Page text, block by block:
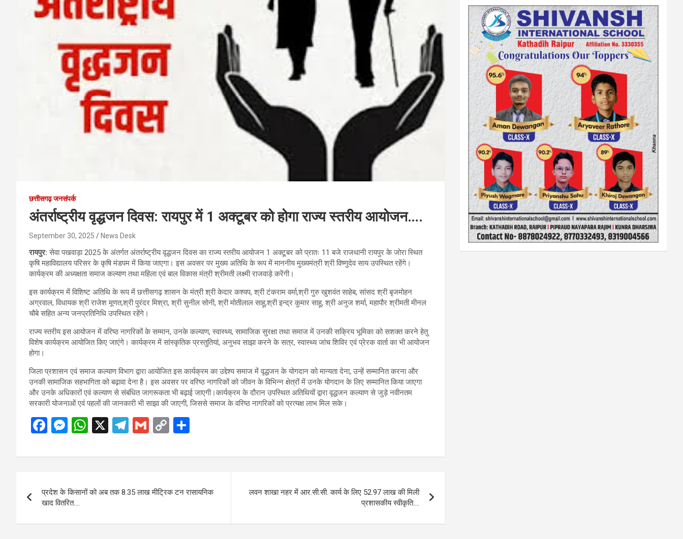
छत्तीसगढ़ जनसंपर्क
अंतर्राष्ट्रीय वृद्धजन दिवस: रायपुर में 1 अक्टूबर को होगा राज्य स्तरीय आयोजन….
September 30, 2025 News Desk
रायपुर:सेवा पखवाड़ा 2025 के अंतर्गत अंतर्राष्ट्रीय वृद्धजन दिवस का राज्य स्तरीय आयोजन 1 अक्टूबर को प्रातः 11 बजे राजधानी रायपुर के जोरा स्थित
कृषि महाविद्यालय परिसर के कृषि मंडपम में किया जाएगा। इस अवसर पर मुख्य अतिथि के रूप में माननीय मुख्यमंत्री श्री विष्णुदेव साय उपस्थित रहेंगे।
कार्यक्रम की अध्यक्षता समाज कल्याण तथा महिला एवं बाल विकास मंत्री श्रीमती लक्ष्मी राजवाड़े करेंगी।
इस कार्यक्रम में विशिष्ट अतिथि के रूप में छत्तीसगढ़ शासन के मंत्री श्री केदार कश्यप, श्री टंकराम वर्मा,श्री गुरु खुशवंत साहेब, सांसद श्री बृजमोहन
अग्रवाल, विधायक श्री राजेश मूणत,श्री पुरंदर मिश्रा, श्री सुनील सोनी, श्री मोतीलाल साहू,श्री इन्द्र कुमार साहू, श्री अनुज शर्मा, महापौर श्रीमती मीनल
चौबे सहित अन्य जनप्रतिनिधि उपस्थित रहेंगे।
राज्य स्तरीय इस आयोजन में वरिष्ठ नागरिकों के सम्मान, उनके कल्याण, स्वास्थ्य, सामाजिक सुरक्षा तथा समाज में उनकी सक्रिय भूमिका को सशक्त करने हेतु
विशेष कार्यक्रम आयोजित किए जाएंगे। कार्यक्रम में सांस्कृतिक प्रस्तुतियां, अनुभव साझा करने के सत्र, स्वास्थ्य जांच शिविर एवं प्रेरक वार्ता का भी आयोजन
होगा।
जिला प्रशासन एवं समाज कल्याण विभाग द्वारा आयोजित इस कार्यक्रम का उद्देश्य समाज में वृद्धजन के योगदान को मान्यता देना, उन्हें सम्मानित करना और
उनकी सामाजिक सहभागिता को बढ़ावा देना है। इस अवसर पर वरिष्ठ नागरिकों को जीवन के विभिन्न क्षेत्रों में उनके योगदान के लिए सम्मानित किया जाएगा
और उनके अधिकारों एवं कल्याण से संबंधित जागरूकता भी बढ़ाई जाएगी।कार्यक्रम के दौरान उपस्थित अतिथियों द्वारा वृद्धजन कल्याण से जुड़े नवीनतम
सरकारी योजनाओं एवं पहलों की जानकारी भी साझा की जाएगी, जिससे समाज के वरिष्ठ नागरिकों को प्रत्यक्ष लाभ मिल सके।
F
ce
o
o
k
M
se
g
er
W
at
A
p
X
T
e
a
G
ail
C
py
n
ar
navigation
प्रदेश के किसानों को अब तक 8.35 लाख मीट्रिक टन रासायनिक
खाद वितरित….
लवन शाखा नहर में आर.सी.सी. कार्य के लिए 52.97 लाख की मिली
प्रशासकीय स्वीकृति….